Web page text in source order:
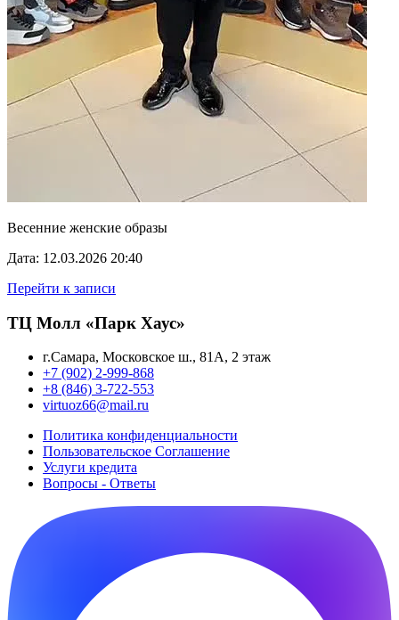
Весенние женские образы
Дата: 12.03.2026 20:40
Перейти к записи
ТЦ Молл «Парк Хаус»
г.Самара, Московское ш., 81А, 2 этаж
+7 (902) 2-999-868
+8 (846) 3-722-553
virtuoz66@mail.ru
Политика конфиденциальности
Пользовательское Cоглашение
Услуги кредита
Вопросы - Ответы